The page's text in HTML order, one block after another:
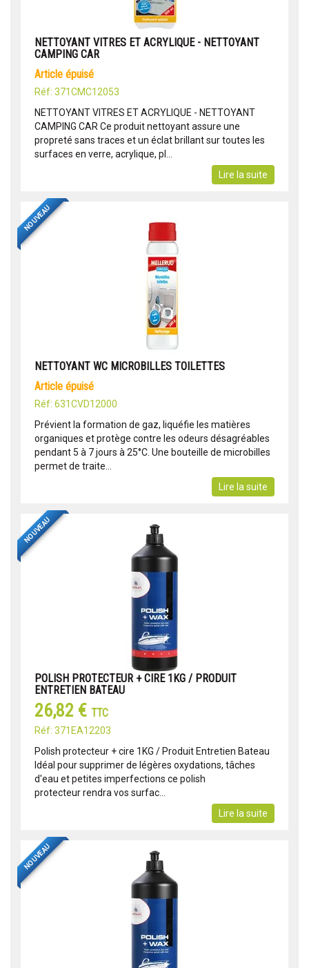
NETTOYANT VITRES ET ACRYLIQUE - NETTOYANT
CAMPING CAR
article épuisé
Réf: 371CMC12053
NETTOYANT VITRES ET ACRYLIQUE - NETTOYANT
CAMPING CAR Ce produit nettoyant assure une
propreté sans traces et un éclat brillant sur toutes les
surfaces en verre, acrylique, pl...
Lire la suite
NOUVEAU
NETTOYANT WC MICROBILLES TOILETTES
article épuisé
Réf: 631CVD12000
Prévient la formation de gaz, liquéfie les matières
organiques et protège contre les odeurs désagréables
pendant 5 à 7 jours à 25°C. Une bouteille de microbilles
permet de traite...
Lire la suite
NOUVEAU
POLISH PROTECTEUR + CIRE 1KG / PRODUIT
ENTRETIEN BATEAU
26,82 € TTC
Réf: 371EA12203
Polish protecteur + cire 1KG / Produit Entretien Bateau
Idéal pour supprimer de légères oxydations, tâches
d'eau et petites imperfections ce polish
protecteur rendra vos surfac...
Lire la suite
NOUVEAU